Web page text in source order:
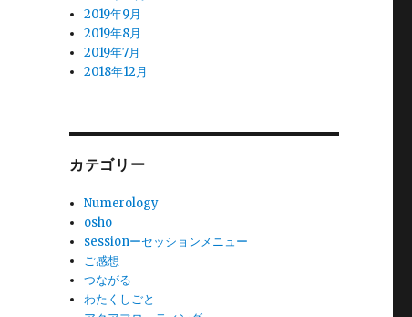
2019年9月
2019年8月
2019年7月
2018年12月
カテゴリー
Numerology
osho
sessionーセッションメニュー
ご感想
つながる
わたくしごと